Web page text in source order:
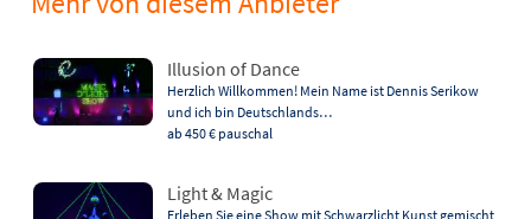
Illusion of Dance
Herzlich Willkommen! Mein Name ist Dennis Serikow
und ich bin Deutschlands…
ab 450 € pauschal
Light & Magic
Erleben Sie eine Show mit Schwarzlicht Kunst gemischt